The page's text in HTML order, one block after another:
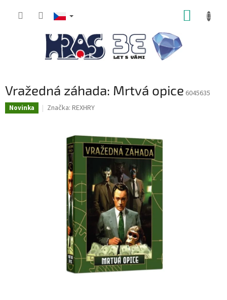
Vražedná záhada: Mrtvá opice 6045635
Novinka Značka: REXHRY